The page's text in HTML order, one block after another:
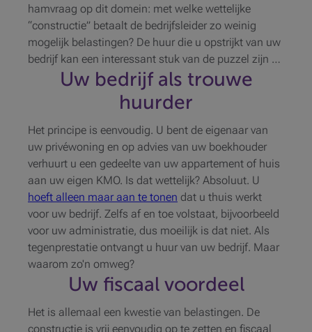
hamvraag op dit domein: met welke wettelijke
“constructie” betaalt de bedrijfsleider zo weinig
mogelijk belastingen? De huur die u opstrijkt van uw
bedrijf kan een interessant stuk van de puzzel zijn …
Uw bedrijf als trouwe
huurder
Het principe is eenvoudig. U bent de eigenaar van
uw privéwoning en op advies van uw boekhouder
verhuurt u een gedeelte van uw appartement of huis
aan uw eigen KMO. Is dat wettelijk? Absoluut. U
hoeft alleen maar aan te tonen dat u thuis werkt
voor uw bedrijf. Zelfs af en toe volstaat, bijvoorbeeld
voor uw administratie, dus moeilijk is dat niet. Als
tegenprestatie ontvangt u huur van uw bedrijf. Maar
waarom zo'n omweg?
Uw fiscaal voordeel
Het is allemaal een kwestie van belastingen. De
constructie is vrij eenvoudig op te zetten en fiscaal